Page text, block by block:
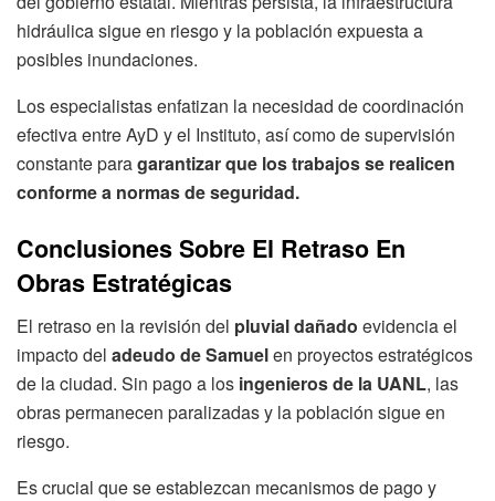
hidráulica sigue en riesgo y la población expuesta a
posibles inundaciones.
Los especialistas enfatizan la necesidad de coordinación
efectiva entre AyD y el Instituto, así como de supervisión
constante paragarantizar que los trabajos se realicen
conforme a normas de seguridad.
Conclusiones Sobre El Retraso En
Obras Estratégicas
El retraso en la revisión del pluvial dañado evidencia el
impacto del adeudo de Samuelen proyectos estratégicos
de la ciudad. Sin pago a los ingenieros de la UANL, las
obras permanecen paralizadas y la población sigue en
riesgo.
Es crucial que se establezcan mecanismos de pago y